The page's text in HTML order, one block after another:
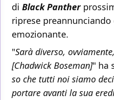
di Black Panther
riprese preannunciando
emozionante.
"Sarà diverso,
[Chadwick Boseman]" ha
so che tutti noi siamo
portare avanti la sua